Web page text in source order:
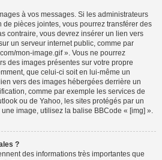
à vos messages. Si les administrateurs
de pièces jointes, vous pourrez transférer des
contraire, vous devrez insérer un lien vers
un serveur internet public, comme par
mon-image.gif ». Vous ne pourrez
des images présentes sur votre propre
que celui-ci soit en lui-même un
vers des images hébergées derrière un
comme par exemple les services de
ou de Yahoo, les sites protégés par un
image, utilisez la balise BBCode « [img] ».
?
des informations très importantes que